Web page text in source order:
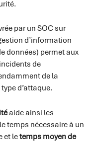
par un SOC sur
d’information
données) permet aux
de
de la
d’attaque.
aide ainsi les
temps nécessaire à un
et letemps moyen de